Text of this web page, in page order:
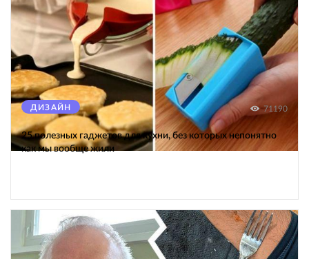
ДИЗАЙН 71190
25 полезных гаджетов для кухни, без которых непонятно
как мы вообще жили